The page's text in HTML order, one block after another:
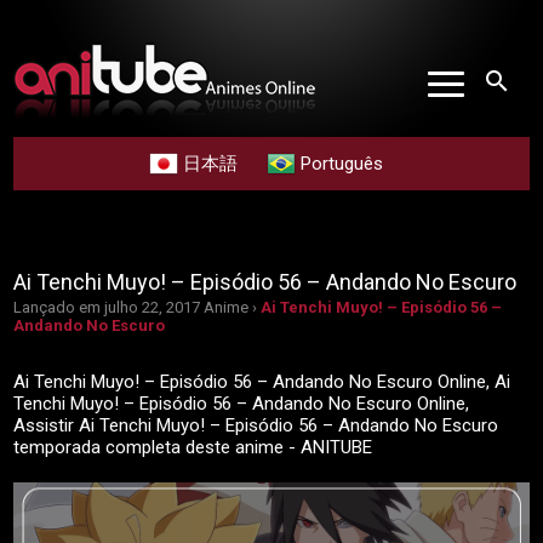
search
日本語 Português
Ai Tenchi Muyo! – Episódio 56 – Andando No Escuro
Lançado em julho 22, 2017 Anime ›Ai Tenchi Muyo! – Episódio 56 –
Andando No Escuro
Ai Tenchi Muyo! – Episódio 56 – Andando No Escuro Online, Ai
Tenchi Muyo! – Episódio 56 – Andando No Escuro Online,
Assistir Ai Tenchi Muyo! – Episódio 56 – Andando No Escuro
temporada completa deste anime - ANITUBE